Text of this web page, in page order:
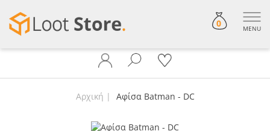
0 MENU
Αρχική Αφίσα Batman - DC